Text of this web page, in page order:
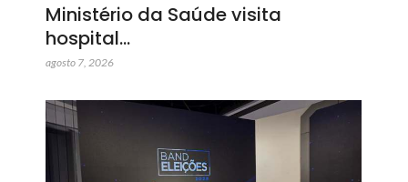
Ministério da Saúde visita
hospital…
agosto 7, 2026